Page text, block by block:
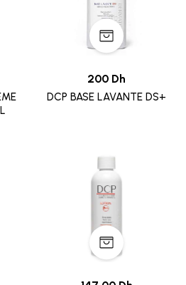
200 Dh
DCP BASE LAVANTE DS+